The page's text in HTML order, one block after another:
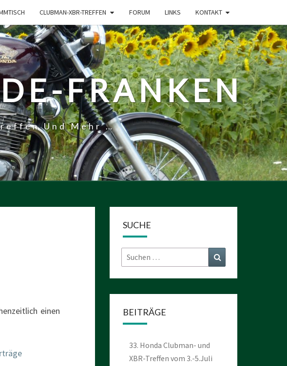
CLUBMAN-XBR-TREFFEN FORUM LINKS KONTAKT
FRANKEN
Und Mehr …
einen
SUCHE
Suchen
nach:
BEITRÄGE
33. Honda Clubman- und
XBR-Treffen vom 3.-5.Juli